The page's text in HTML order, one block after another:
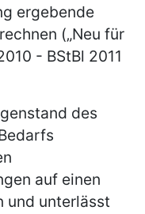
ergebende
(„Neu für
- BStBl 2011
des
auf einen
und unterlässt